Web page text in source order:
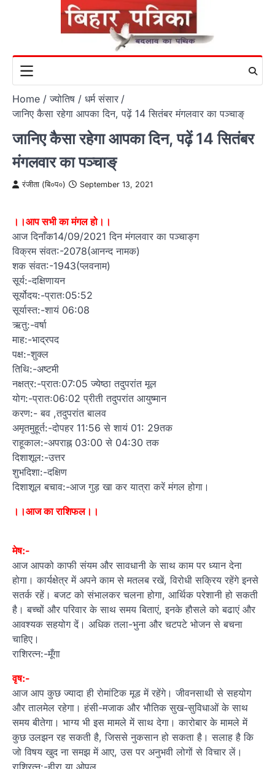
Home
ज्योतिष / धर्म संसार
जानिए कैसा रहेगा आपका दिन, पढ़ें 14 सितंबर मंगलवार का पञ्चाङ्
जानिए कैसा रहेगा आपका दिन, पढ़ें 14 सितंबर
मंगलवार का पञ्चाङ्
रंजीता (बि०प०) September 13, 2021
।।आप सभी का मंगल हो।।
आज दिनाँक14/09/2021 दिन मंगलवार का पञ्चाङ्ग
विक्रम संवत:-2078(आनन्द नामक)
शक संवत:-1943(प्लवनाम)
सूर्य:-दक्षिणायन
सूर्योदय:-प्रातः05:52
सूर्यास्त:-शायं 06:08
ऋतु:-वर्षा
माह:-भाद्रपद
पक्ष:-शुक्ल
तिथि:-अष्टमी
नक्षत्र:-प्रातः07:05 ज्येष्ठा तदुपरांत मूल
योग:-प्रातः06:02 प्रीती तदुपरांत आयुष्मान
करण:- बव ,तदुपरांत बालव
अमृतमुहूर्त:-दोपहर 11:56 से शायं 01: 29तक
राहूकाल:-अपराह्न 03:00 से 04:30 तक
दिशाशूल:-उत्तर
शुभदिशा:-दक्षिण
दिशाशूल बचाव:-आज गुड़ खा कर यात्रा करें मंगल होगा।
।।आज का राशिफल।।
मेष:-
आज आपको काफी संयम और सावधानी के साथ काम पर ध्यान देना
होगा। कार्यक्षेत्र में अपने काम से मतलब रखें, विरोधी सक्रिय रहेंगे इनसे
सतर्क रहें। बजट को संभालकर चलना होगा, आर्थिक परेशानी हो सकती
है। बच्चों और परिवार के साथ समय बिताएं, इनके हौसले को बढाएं और
आवश्यक सहयोग दें। अधिक तला-भुना और चटपटे भोजन से बचना
चाहिए।
राशिरत्न:-मूँगा
वृष:-
आज आप कुछ ज्यादा ही रोमांटिक मूड में रहेंगे। जीवनसाथी से सहयोग
और तालमेल रहेगा। हंसी-मजाक और भौतिक सुख-सुविधाओं के साथ
समय बीतेगा। भाग्य भी इस मामले में साथ देगा। कारोबार के मामले में
कुछ उलझन रह सकती है, जिससे नुकसान हो सकता है। सलाह है कि
जो विषय खुद ना समझ में आए, उस पर अनुभवी लोगों से विचार लें।